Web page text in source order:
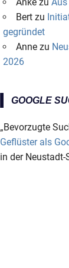
Bertzu
gegründet
Annezu
2026
GOOGLE
„Bevorzugte
Geflüster als
in der Neustadt-